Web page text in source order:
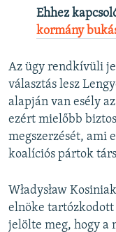
Ehhez
kormány
Az ügy rendkívüli
választás lesz
alapján van esély
ezért mielőbb
megszerzését, ami
koalíciós pártok
Władysław
elnöke tartózkodott
jelölte meg, hogy a